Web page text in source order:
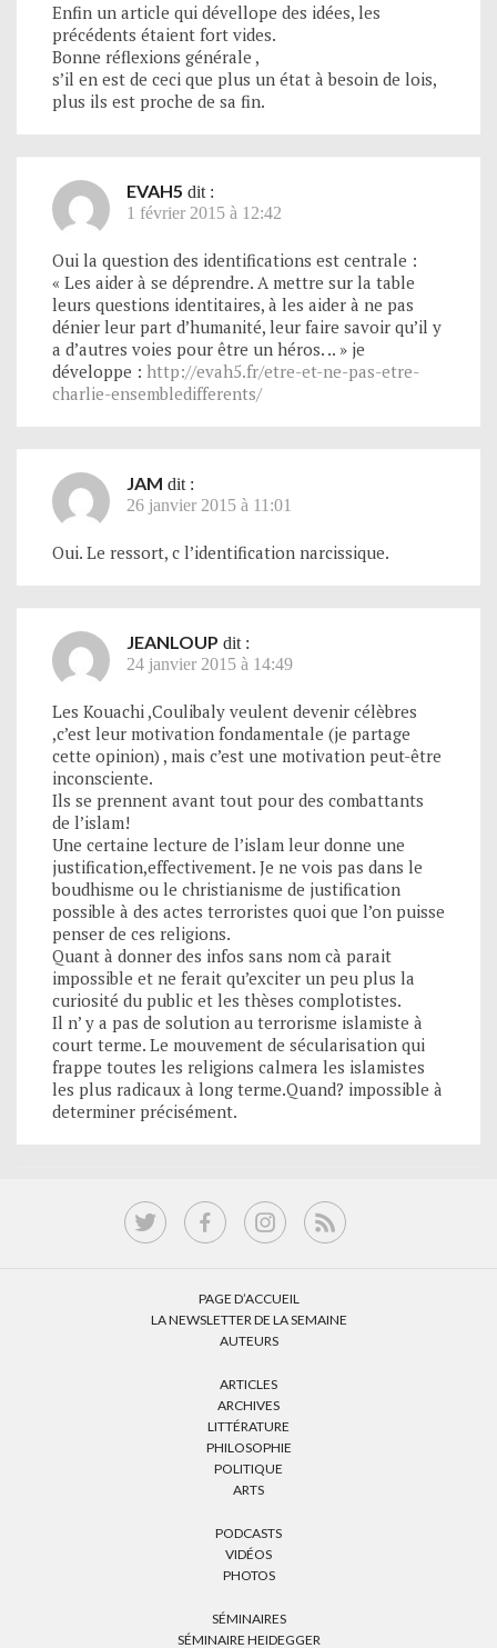
Enfin un article qui dévellope des idées, les
précédents étaient fort vides.
Bonne réflexions générale ,
s’il en est de ceci que plus un état à besoin de lois,
plus ils est proche de sa fin.
EVAH5 dit :
1 février 2015 à 12:42
Oui la question des identifications est centrale :
« Les aider à se déprendre. A mettre sur la table
leurs questions identitaires, à les aider à ne pas
dénier leur part d’humanité, leur faire savoir qu’il y
a d’autres voies pour être un héros. .. » je
développe : http://evah5.fr/etre-et-ne-pas-etre-
charlie-ensembledifferents/
JAM dit :
26 janvier 2015 à 11:01
Oui. Le ressort, c l’identification narcissique.
JEANLOUP dit :
24 janvier 2015 à 14:49
Les Kouachi ,Coulibaly veulent devenir célèbres
,c’est leur motivation fondamentale (je partage
cette opinion) , mais c’est une motivation peut-être
inconsciente.
Ils se prennent avant tout pour des combattants
de l’islam!
Une certaine lecture de l’islam leur donne une
justification,effectivement. Je ne vois pas dans le
boudhisme ou le christianisme de justification
possible à des actes terroristes quoi que l’on puisse
penser de ces religions.
Quant à donner des infos sans nom cà parait
impossible et ne ferait qu’exciter un peu plus la
curiosité du public et les thèses complotistes.
Il n’ y a pas de solution au terrorisme islamiste à
court terme. Le mouvement de sécularisation qui
frappe toutes les religions calmera les islamistes
les plus radicaux à long terme.Quand? impossible à
determiner précisément.
PAGE D’ACCUEIL
LA NEWSLETTER DE LA SEMAINE
AUTEURS
ARTICLES
ARCHIVES
LITTÉRATURE
PHILOSOPHIE
POLITIQUE
ARTS
PODCASTS
VIDÉOS
PHOTOS
SÉMINAIRES
SÉMINAIRE HEIDEGGER